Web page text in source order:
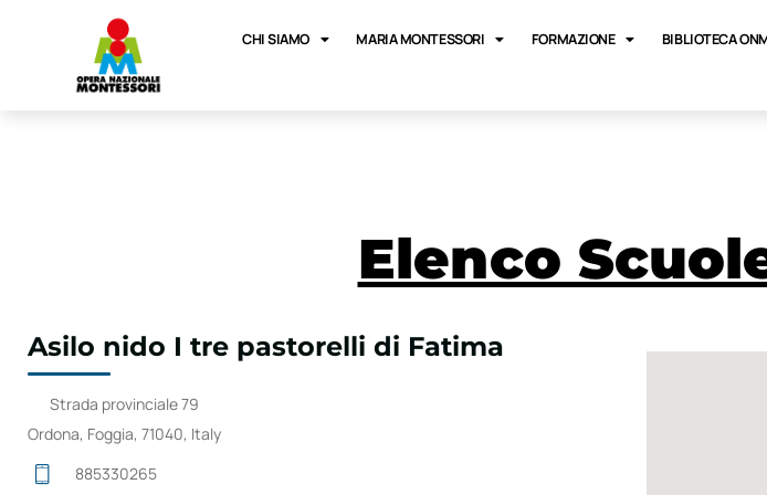
CHI SIAMO MARIA MONTESSORI FORMAZIONE BIBLIOTECA
Elenco
Asilo nido I tre pastorelli di Fatima
Strada provinciale 79
Ordona, Foggia, 71040, Italy
885330265